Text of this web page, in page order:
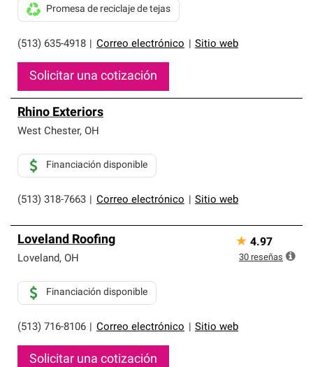
(513) 635-4918 Correo electrónico Sitio web
Promesa de reciclaje de tejas
Solicitar una cotización
Rhino Exteriors
West Chester, OH
(513) 318-7663 Correo electrónico Sitio web
Financiación disponible
Loveland Roofing
Loveland, OH
(513) 716-8106 Correo electrónico Sitio web
Financiación disponible
Solicitar una cotización
★ 4.97
30 reseñas